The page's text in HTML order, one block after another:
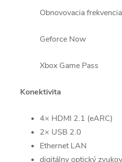
Obnovovacia
Geforce Now
Xbox Game Pass
Konektivita
4× HDMI 2.1 (eARC)
2× USB 2.0
Ethernet LAN
digitálny optický